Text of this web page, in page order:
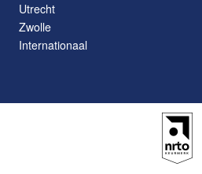
Utrecht
Zwolle
Internationaal